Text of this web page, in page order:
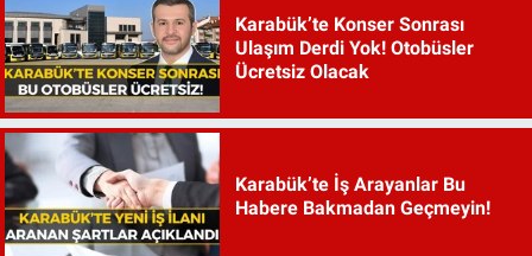
Karabük’te Konser Sonrası
Ulaşım Derdi Yok! Otobüsler
Ücretsiz Olacak
Karabük’te İş Arayanlar Bu
Habere Bakmadan Geçmeyin!